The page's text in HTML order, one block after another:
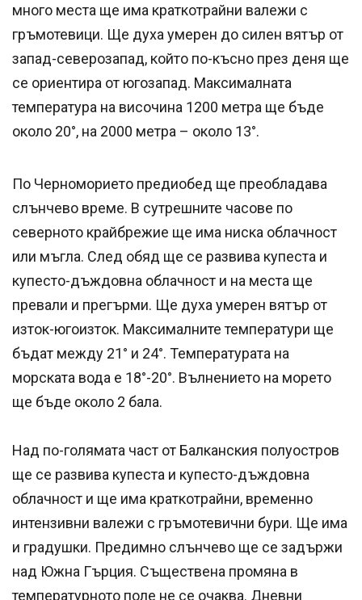
много места ще има краткотрайни валежи с
гръмотевици. Ще духа умерен до силен вятър от
запад-северозапад, който по-късно през деня ще
се ориентира от югозапад. Максималната
температура на височина 1200 метра ще бъде
около 20°, на 2000 метра – около 13°.
По Черноморието предиобед ще преобладава
слънчево време. В сутрешните часове по
северното крайбрежие ще има ниска облачност
или мъгла. След обяд ще се развива купеста и
купесто-дъждовна облачност и на места ще
превали и прегърми. Ще духа умерен вятър от
изток-югоизток. Максималните температури ще
бъдат между 21° и 24°. Температурата на
морската вода е 18°-20°. Вълнението на морето
ще бъде около 2 бала.
Над по-голямата част от Балканския полуостров
ще се развива купеста и купесто-дъждовна
облачност и ще има краткотрайни, временно
интензивни валежи с гръмотевични бури. Ще има
и градушки. Предимно слънчево ще се задържи
над Южна Гърция. Съществена промяна в
температурното поле не се очаква. Дневни